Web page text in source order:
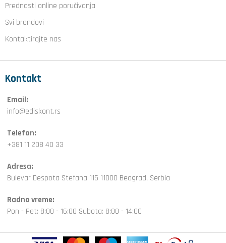
Prednosti online poručivanja
Svi brendovi
Kontaktirajte nas
Kontakt
Email:
info@ediskont.rs
Telefon:
+381 11 208 40 33
Adresa:
Bulevar Despota Stefana 115 11000 Beograd, Serbia
Radno vreme:
Pon - Pet: 8:00 - 16:00 Subota: 8:00 - 14:00